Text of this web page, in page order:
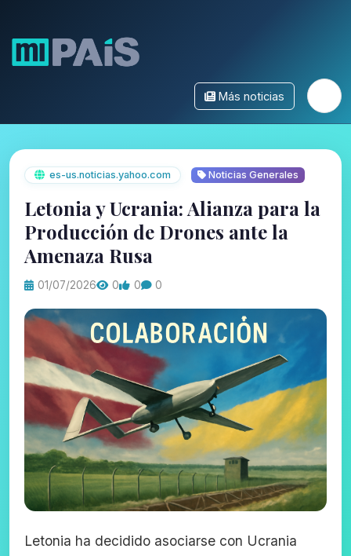
Más noticias
es-us.noticias.yahoo.com Noticias Generales
Letonia y Ucrania: Alianza para la
Producción de Drones ante la
Amenaza Rusa
01/07/2026 0 0 0
Letonia ha decidido asociarse con Ucrania